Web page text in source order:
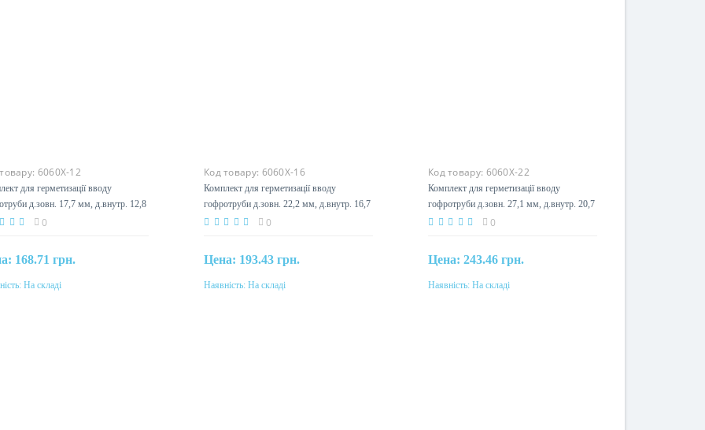
6060X-12
для герметизації вводу
д.зовн. 17,7 мм, д.внутр. 12,8
6060X-12
0
168.71 грн.
КупитиНа складі
Код товару: 6060X-16
Комплект для герметизації вводу
гофротруби д.зовн. 22,2 мм, д.внутр. 16,7
мм DKC 6060X-16
0
Цена:193.43 грн.
Купити
Наявність: На складі
Код товару: 6060X-22
Комплект для герметизації вводу
гофротруби д.зовн. 27,1 мм, д.внутр. 20,7
мм DKC 6060X-22
0
Цена:243.46 грн.
Купити
Наявність: На складі